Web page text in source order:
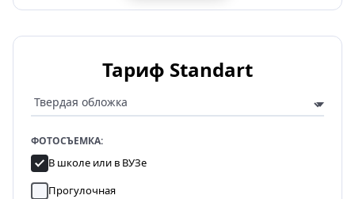
Тариф Standart
ФОТОСЪЕМКА:
В школе или в ВУЗе
Прогулочная